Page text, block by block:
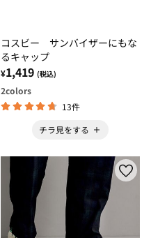
コスビー サンバイザーにもな
るキャップ
¥1,419 (税込)
2colors
13件
チラ見をする